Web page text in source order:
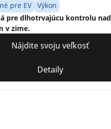
pre EV
Výkon
pre dlhotrvajúcu kontrolu nad
v zime.
Nájdite svoju veľkosť
Detaily